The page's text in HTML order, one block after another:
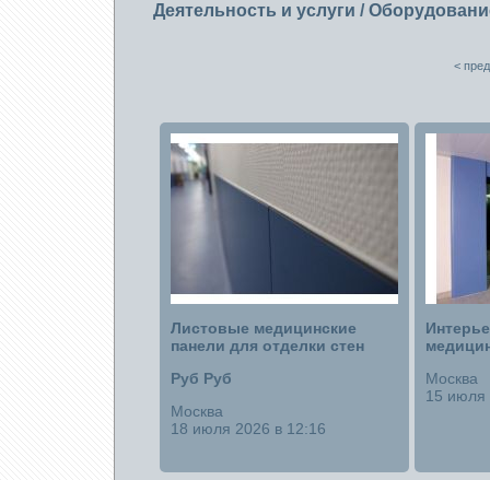
Деятельность и услуги /
<
Листовые медицинские
панели для отделки стен
Руб Руб
Москва
18 июля 2026 в 12:16
Москва
15 июля